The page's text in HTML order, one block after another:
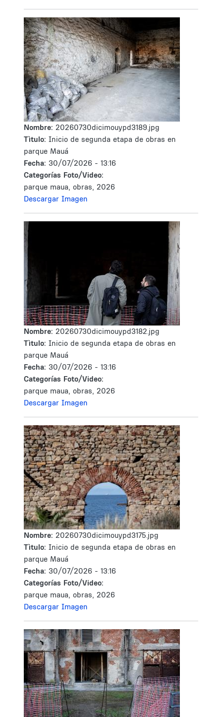
Nombre: 20260730dicimouypd3189.jpg
Tìtulo: Inicio de segunda etapa de obras en
parque Mauá
Fecha: 30/07/2026 - 13:16
Categorías Foto/Video:
parque maua, obras, 2026
Descargar Imagen
Nombre: 20260730dicimouypd3182.jpg
Tìtulo: Inicio de segunda etapa de obras en
parque Mauá
Fecha: 30/07/2026 - 13:16
Categorías Foto/Video:
parque maua, obras, 2026
Descargar Imagen
Nombre: 20260730dicimouypd3175.jpg
Tìtulo: Inicio de segunda etapa de obras en
parque Mauá
Fecha: 30/07/2026 - 13:16
Categorías Foto/Video:
parque maua, obras, 2026
Descargar Imagen